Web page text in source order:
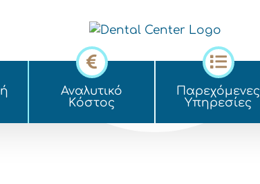
Αναλυτικό
Kόστος
Παρεχόμενες
Yπηρεσίες